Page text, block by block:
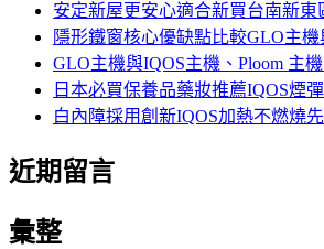
安定新屋更安心適合新買台南新東
隱形鐵窗核心優缺點比較GLO主機
GLO主機與IQOS主機、Ploom 主
日本必買保養品藥妝推薦IQOS煙
白內障採用創新IQOS加熱不燃燒
近期留言
彙整